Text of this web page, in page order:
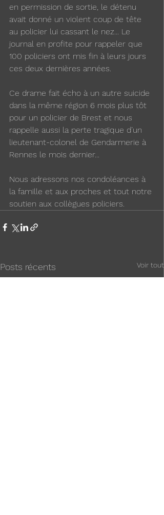
en permission de sortie, le détenu
avait donné un violent coup de tête
au policier lui cassant le nez... Le
journal en profite pour rappeler que
100 policiers ont mis fin à leurs jours
ces deux dernières années.
Ce drame fait écho à un autre suicide
dans la même région 6 mois plus tôt
pour un policier de Brest et nous
rappelle aussi la perte tragique d’un
lieutenant-colonel de Gendarmerie à
Rennes le mois dernier...
Nous adressons nos condoléances à
la famille et aux proches et tout notre
soutien aux collègues policiers.
Posts récents Voir tout